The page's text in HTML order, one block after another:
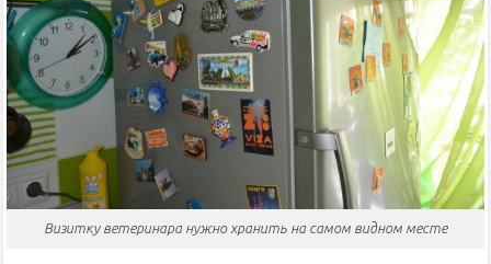
Визитку ветеринара нужно хранить на самом видном месте